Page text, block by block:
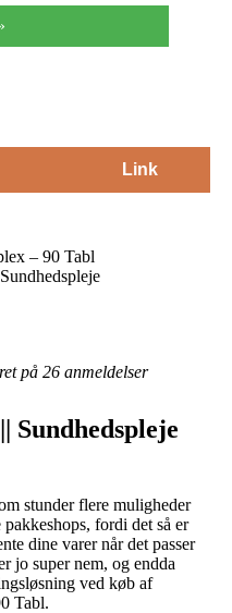
Link
– 90 Tabl
på 26 anmeldelser
Sundhedspleje
stunder flere muligheder
fordi det så er
dine varer når det passer
jo super nem, og endda
ved køb af
Tabl.